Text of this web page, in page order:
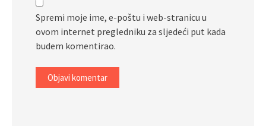
Spremi moje ime, e-poštu i web-stranicu u
ovom internet pregledniku za sljedeći put kada
budem komentirao.